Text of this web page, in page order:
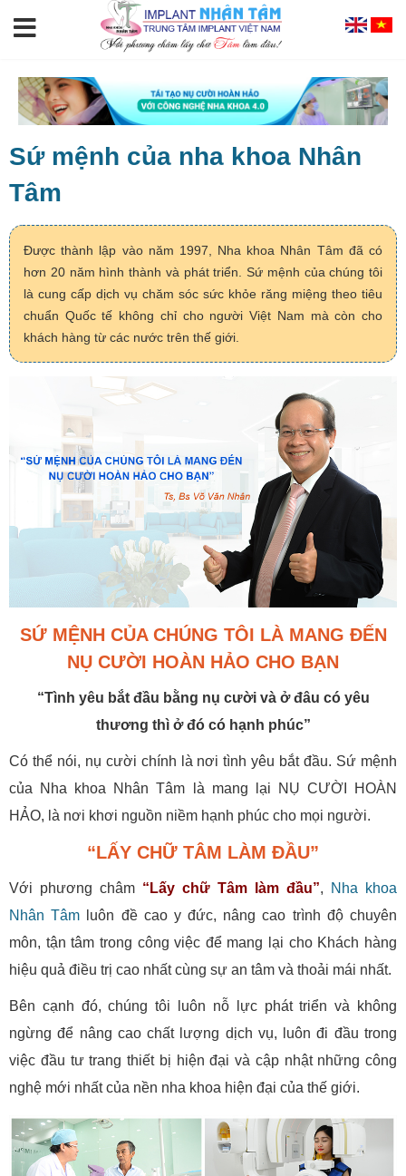
Sứ mệnh của nha khoa Nhân
Tâm
Được thành lập vào năm 1997, Nha khoa Nhân Tâm đã có
hơn 20 năm hình thành và phát triển. Sứ mệnh của chúng tôi
là cung cấp dịch vụ chăm sóc sức khỏe răng miệng theo tiêu
chuẩn Quốc tế không chỉ cho người Việt Nam mà còn cho
khách hàng từ các nước trên thế giới.
SỨ MỆNH CỦA CHÚNG TÔI LÀ MANG ĐẾN
NỤ CƯỜI HOÀN HẢO CHO BẠN
“Tình yêu bắt đầu bằng nụ cười và ở đâu có yêu
thương thì ở đó có hạnh phúc”
Có thể nói, nụ cười chính là nơi tình yêu bắt đầu. Sứ mệnh
của Nha khoa Nhân Tâm là mang lại NỤ CƯỜI HOÀN
HẢO, là nơi khơi nguồn niềm hạnh phúc cho mọi người.
“LẤY CHỮ TÂM LÀM ĐẦU”
Với phương châm “Lấy chữ Tâm làm đầu”,
Nha khoa
Nhân Tâm luôn đề cao y đức, nâng cao trình độ chuyên
môn, tận tâm trong công việc để mang lại cho Khách hàng
hiệu quả điều trị cao nhất cùng sự an tâm và thoải mái nhất.
Bên cạnh đó, chúng tôi luôn nỗ lực phát triển và không
ngừng để nâng cao chất lượng dịch vụ, luôn đi đầu trong
việc đầu tư trang thiết bị hiện đại và cập nhật những công
nghệ mới nhất của nền nha khoa hiện đại của thế giới.